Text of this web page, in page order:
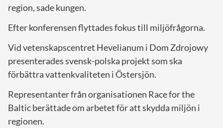
region, sade kungen.
Efter konferensen flyttades fokus till miljöfrågorna.
Vid vetenskapscentret Hevelianum i Dom Zdrojowy
presenterades svensk-polska projekt som ska
förbättra vattenkvaliteten i Östersjön.
Representanter från organisationen Race for the
Baltic berättade om arbetet för att skydda miljön i
regionen.